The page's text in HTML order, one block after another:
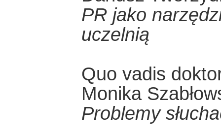
PR jako
uczelnią
Quo vadis
Monika
Problemy